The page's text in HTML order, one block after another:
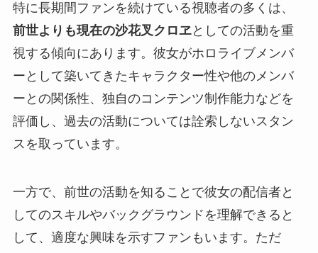
特に長期間ファンを続けている視聴者の多くは、
前世よりも現在の沙花叉クロヱとしての活動を重
視する傾向にあります。彼女がホロライブメンバ
ーとして築いてきたキャラクター性や他のメンバ
ーとの関係性、独自のコンテンツ制作能力などを
評価し、過去の活動については詮索しないスタン
スを取っています。
一方で、前世の活動を知ることで彼女の配信者と
してのスキルやバックグラウンドを理解できると
して、適度な興味を示すファンもいます。ただ